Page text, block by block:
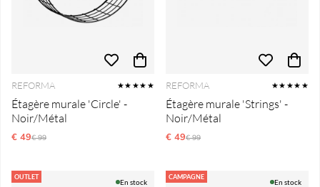
REFORMA ★★★★★
Étagère murale 'Circle' -
Noir/Métal
€ 49Prix régulier:
€ 99
REFORMA ★★★★★
Étagère murale 'Strings' -
Noir/Métal
€ 49Prix régulier:
€ 99
OUTLET
En stock
CAMPAGNE
En stock